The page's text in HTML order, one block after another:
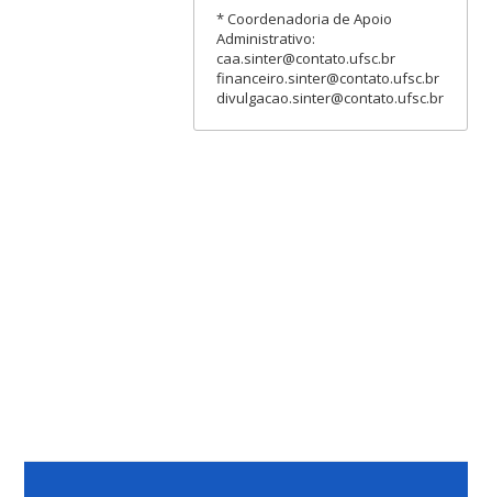
* Coordenadoria de Apoio
Administrativo:
caa.sinter@contato.ufsc.br
financeiro.sinter@contato.ufsc.br
divulgacao.sinter@contato.ufsc.br